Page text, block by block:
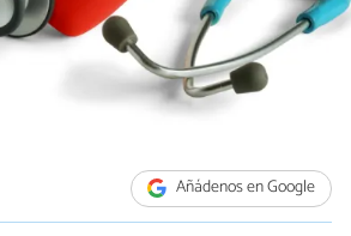
Añádenos en Google